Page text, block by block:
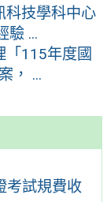
考試規費收
科技學科中心
驗 ...
「115年度國
， ...